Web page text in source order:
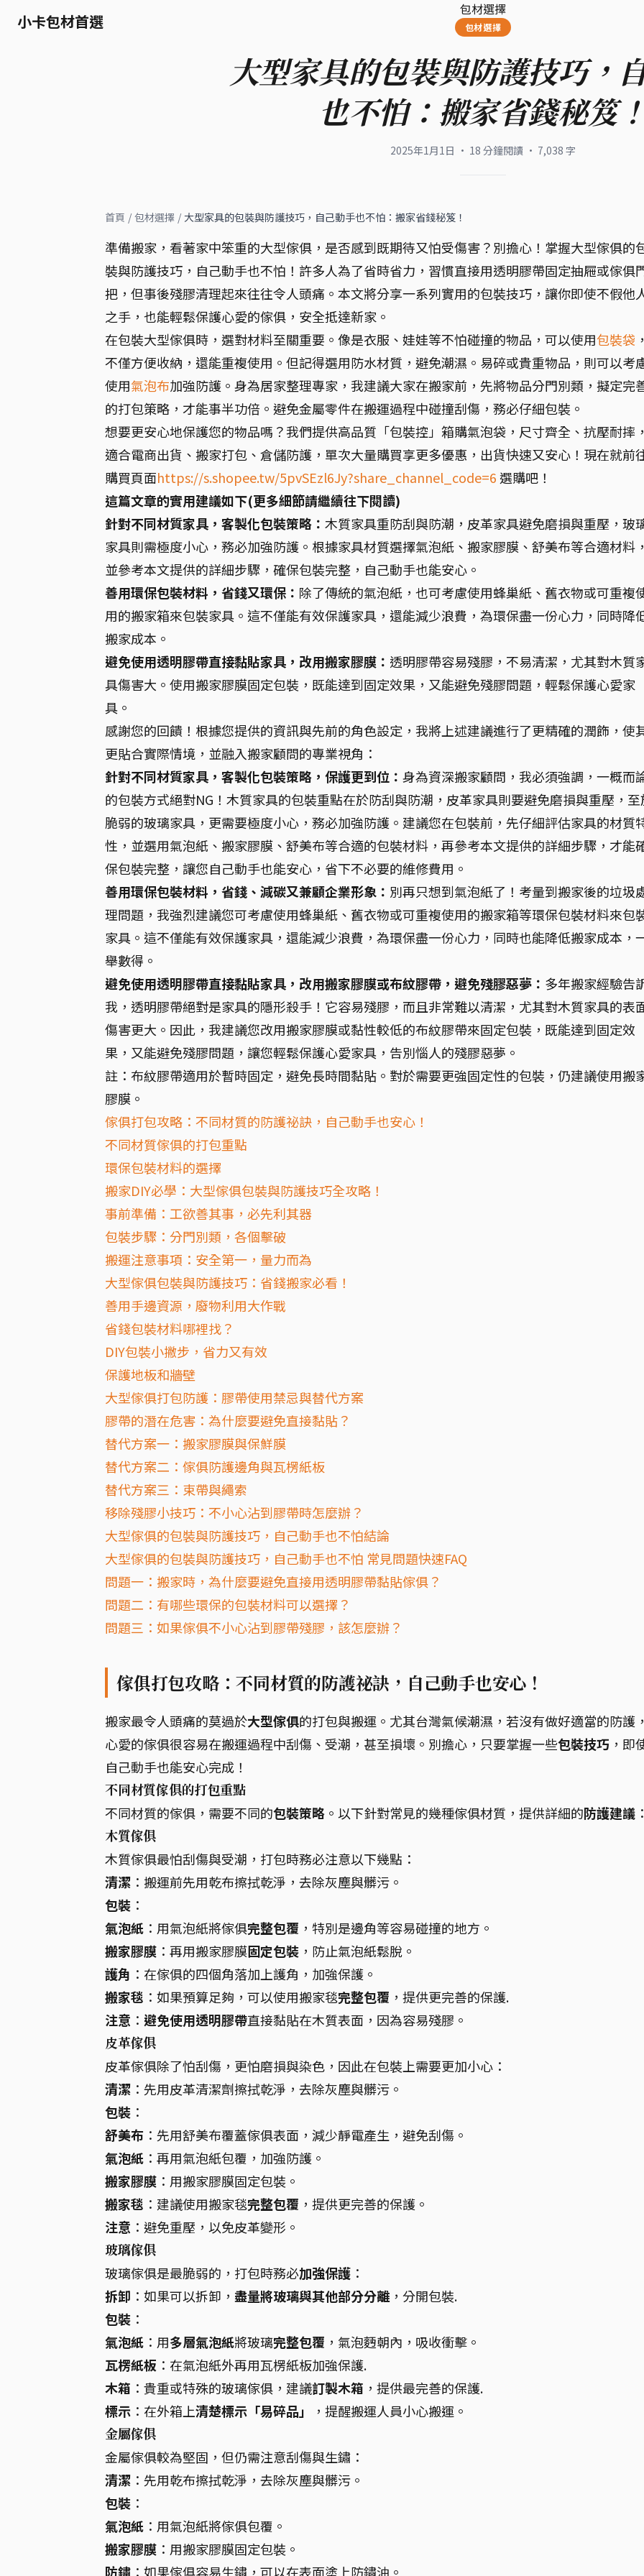
小卡包材首選
包材選擇
包材選擇
大型家具的包裝與防護技巧，
也不怕：搬家省錢秘笈！
2025年1月1日 · 18 分鐘閱讀 · 7,038 字
首頁 / 包材選擇 / 大型家具的包裝與防護技巧，自己動手也不怕：搬家省錢秘笈！
準備搬家，看著家中笨重的大型傢俱，是否感到既期待又怕受傷害？別擔心！掌握大型傢俱的
裝與防護技巧，自己動手也不怕！許多人為了省時省力，習慣直接用透明膠帶固定抽屜或傢俱
把，但事後殘膠清理起來往往令人頭痛。本文將分享一系列實用的包裝技巧，讓你即使不假他
之手，也能輕鬆保護心愛的傢俱，安全抵達新家。
在包裝大型傢俱時，選對材料至關重要。像是衣服、娃娃等不怕碰撞的物品，可以使用包裝袋 ，
不僅方便收納，還能重複使用。但記得選用防水材質，避免潮濕。易碎或貴重物品，則可以考
使用氣泡布加強防護。身為居家整理專家，我建議大家在搬家前，先將物品分門別類，擬定完
的打包策略，才能事半功倍。避免金屬零件在搬運過程中碰撞刮傷，務必仔細包裝。
想要更安心地保護您的物品嗎？我們提供高品質「包裝控」箱購氣泡袋，尺寸齊全、抗壓耐摔，
適合電商出貨、搬家打包、倉儲防護，單次大量購買享更多優惠，出貨快速又安心！現在就前
購買頁面https://s.shopee.tw/5pvSEzl6Jy?share_channel_code=6選購吧！
這篇文章的實用建議如下(更多細節請繼續往下閱讀)
針對不同材質家具，客製化包裝策略： 木質家具重防刮與防潮，皮革家具避免磨損與重壓，玻
家具則需極度小心，務必加強防護。根據家具材質選擇氣泡紙、搬家膠膜、舒美布等合適材料，
並參考本文提供的詳細步驟，確保包裝完整，自己動手也能安心。
善用環保包裝材料，省錢又環保： 除了傳統的氣泡紙，也可考慮使用蜂巢紙、舊衣物或可重複
用的搬家箱來包裝家具。這不僅能有效保護家具，還能減少浪費，為環保盡一份心力，同時降
搬家成本。
避免使用透明膠帶直接黏貼家具，改用搬家膠膜： 透明膠帶容易殘膠，不易清潔，尤其對木質
具傷害大。使用搬家膠膜固定包裝，既能達到固定效果，又能避免殘膠問題，輕鬆保護心愛家
具。
感謝您的回饋！根據您提供的資訊與先前的角色設定，我將上述建議進行了更精確的潤飾，使
更貼合實際情境，並融入搬家顧問的專業視角：
針對不同材質家具，客製化包裝策略，保護更到位： 身為資深搬家顧問，我必須強調，一概而
的包裝方式絕對NG！木質家具的包裝重點在於防刮與防潮，皮革家具則要避免磨損與重壓，至
脆弱的玻璃家具，更需要極度小心，務必加強防護。建議您在包裝前，先仔細評估家具的材質
性，並選用氣泡紙、搬家膠膜、舒美布等合適的包裝材料，再參考本文提供的詳細步驟，才能
保包裝完整，讓您自己動手也能安心，省下不必要的維修費用。
善用環保包裝材料，省錢、減碳又兼顧企業形象： 別再只想到氣泡紙了！考量到搬家後的垃圾
理問題，我強烈建議您可考慮使用蜂巢紙、舊衣物或可重複使用的搬家箱等環保包裝材料來包
家具。這不僅能有效保護家具，還能減少浪費，為環保盡一份心力，同時也能降低搬家成本，
舉數得。
避免使用透明膠帶直接黏貼家具，改用搬家膠膜或布紋膠帶，避免殘膠惡夢： 多年搬家經驗告
我，透明膠帶絕對是家具的隱形殺手！它容易殘膠，而且非常難以清潔，尤其對木質家具的表
傷害更大。因此，我建議您改用搬家膠膜或黏性較低的布紋膠帶來固定包裝，既能達到固定效
果，又能避免殘膠問題，讓您輕鬆保護心愛家具，告別惱人的殘膠惡夢。
註：布紋膠帶適用於暫時固定，避免長時間黏貼。對於需要更強固定性的包裝，仍建議使用搬
膠膜。
傢俱打包攻略：不同材質的防護祕訣，自己動手也安心！
不同材質傢俱的打包重點
環保包裝材料的選擇
搬家DIY必學：大型傢俱包裝與防護技巧全攻略！
事前準備：工欲善其事，必先利其器
包裝步驟：分門別類，各個擊破
搬運注意事項：安全第一，量力而為
大型傢俱包裝與防護技巧：省錢搬家必看！
善用手邊資源，廢物利用大作戰
省錢包裝材料哪裡找？
DIY包裝小撇步，省力又有效
保護地板和牆壁
大型傢俱打包防護：膠帶使用禁忌與替代方案
膠帶的潛在危害：為什麼要避免直接黏貼？
替代方案一：搬家膠膜與保鮮膜
替代方案二：傢俱防護邊角與瓦楞紙板
替代方案三：束帶與繩索
移除殘膠小技巧：不小心沾到膠帶時怎麼辦？
大型傢俱的包裝與防護技巧，自己動手也不怕結論
大型傢俱的包裝與防護技巧，自己動手也不怕 常見問題快速FAQ
問題一：搬家時，為什麼要避免直接用透明膠帶黏貼傢俱？
問題二：有哪些環保的包裝材料可以選擇？
問題三：如果傢俱不小心沾到膠帶殘膠，該怎麼辦？
傢俱打包攻略：不同材質的防護祕訣，自己動手也安心！
搬家最令人頭痛的莫過於大型傢俱的打包與搬運。尤其台灣氣候潮濕，若沒有做好適當的防護，
心愛的傢俱很容易在搬運過程中刮傷、受潮，甚至損壞。別擔心，只要掌握一些包裝技巧 ，即
自己動手也能安心完成！
不同材質傢俱的打包重點
不同材質的傢俱，需要不同的包裝策略 。以下針對常見的幾種傢俱材質，提供詳細的防護建議 ：
木質傢俱
木質傢俱最怕刮傷與受潮，打包時務必注意以下幾點：
清潔 ：搬運前先用乾布擦拭乾淨，去除灰塵與髒污。
包裝 ：
氣泡紙 ：用氣泡紙將傢俱完整包覆 ，特別是邊角等容易碰撞的地方。
搬家膠膜 ：再用搬家膠膜固定包裝 ，防止氣泡紙鬆脫。
護角 ：在傢俱的四個角落加上護角，加強保護。
搬家毯 ：如果預算足夠，可以使用搬家毯完整包覆 ，提供更完善的保護.
注意 ： 避免使用透明膠帶直接黏貼在木質表面，因為容易殘膠。
皮革傢俱
皮革傢俱除了怕刮傷，更怕磨損與染色，因此在包裝上需要更加小心：
清潔 ：先用皮革清潔劑擦拭乾淨，去除灰塵與髒污。
包裝 ：
舒美布 ：先用舒美布覆蓋傢俱表面，減少靜電產生，避免刮傷。
氣泡紙 ：再用氣泡紙包覆，加強防護。
搬家膠膜 ：用搬家膠膜固定包裝。
搬家毯 ：建議使用搬家毯完整包覆 ，提供更完善的保護。
注意 ：避免重壓，以免皮革變形。
玻璃傢俱
玻璃傢俱是最脆弱的，打包時務必加強保護 ：
拆卸 ：如果可以拆卸， 盡量將玻璃與其他部分分離 ，分開包裝.
包裝 ：
氣泡紙 ：用多層氣泡紙將玻璃完整包覆 ，氣泡麪朝內，吸收衝擊。
瓦楞紙板 ：在氣泡紙外再用瓦楞紙板加強保護.
木箱 ：貴重或特殊的玻璃傢俱，建議訂製木箱 ，提供最完善的保護.
標示 ：在外箱上清楚標示「易碎品」 ，提醒搬運人員小心搬運。
金屬傢俱
金屬傢俱較為堅固，但仍需注意刮傷與生鏽：
清潔 ：先用乾布擦拭乾淨，去除灰塵與髒污。
包裝 ：
氣泡紙 ：用氣泡紙將傢俱包覆。
搬家膠膜 ：用搬家膠膜固定包裝。
防鏽 ：如果傢俱容易生鏽，可以在表面塗上防鏽油。